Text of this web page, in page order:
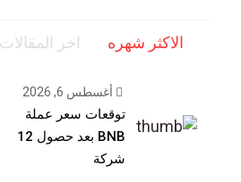
الاكثر شهره اخر المقالات
أغسطس 6, 2026
توقعات سعر عملة
BNB بعد حصول 12
شركة